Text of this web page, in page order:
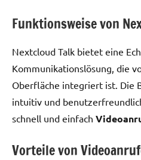
Funktionsweise von
Nextcloud Talk bietet eine
Kommunikationslösung, die
Oberfläche integriert ist. Die
intuitiv und
schnell und einfach
Vorteile von